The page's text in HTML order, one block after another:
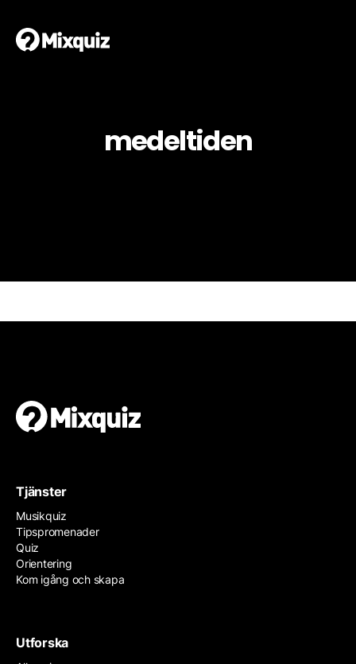
medeltiden
Tjänster
Musikquiz
Tipspromenader
Quiz
Orientering
Kom igång och skapa
Utforska